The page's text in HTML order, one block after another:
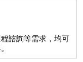
諮詢等需求，均可